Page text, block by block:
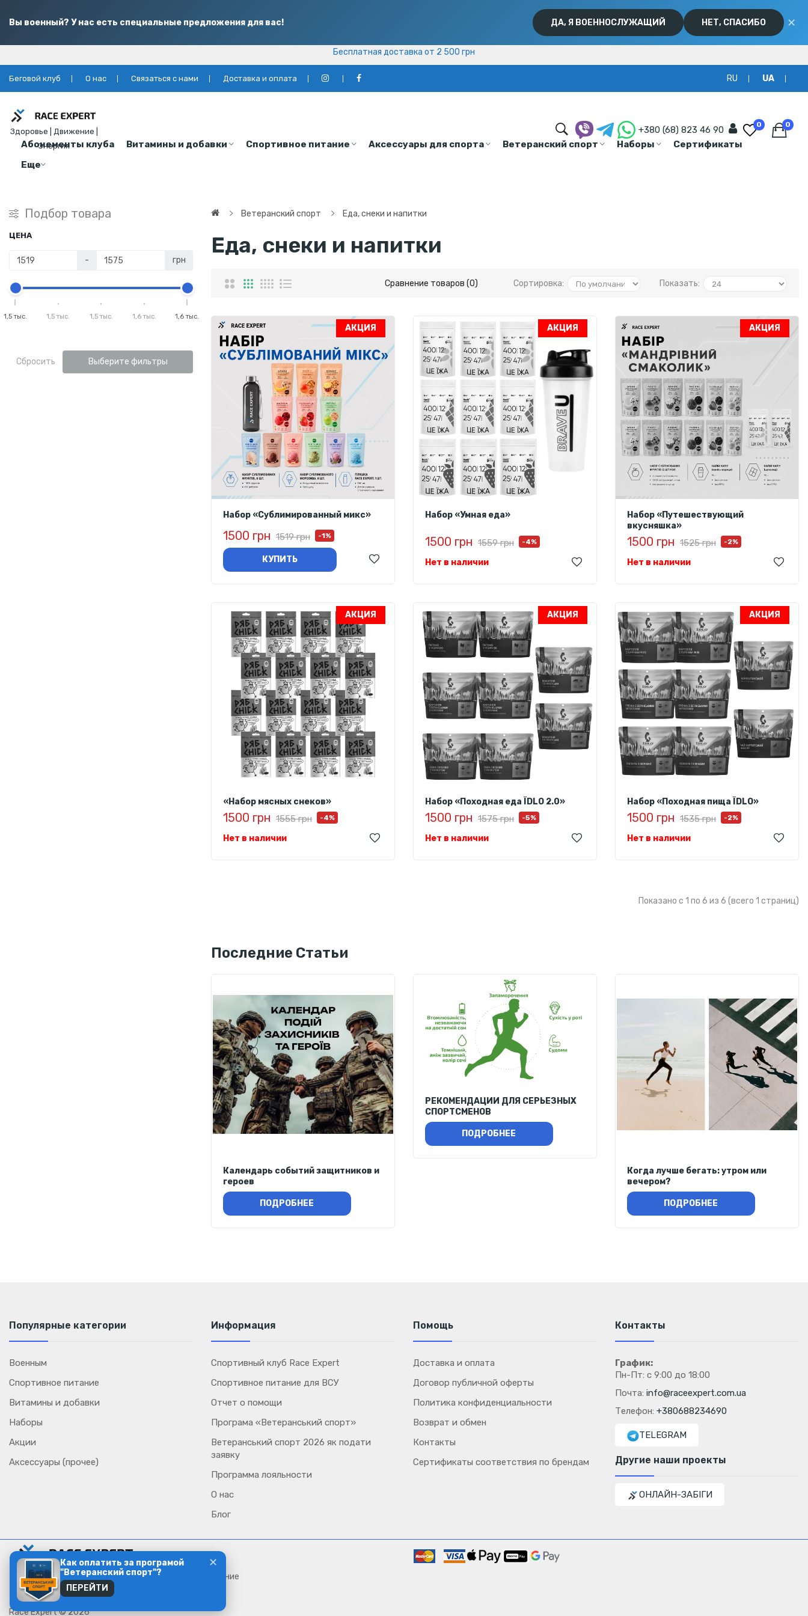
Вы военный? У нас есть специальные предложения для вас! ДА, Я ВОЕННОСЛУЖАЩИЙ НЕТ, СПАСИБО ✕
Бесплатная доставка от 2 500 грн
Бесплатная доставка от 2 500 грн
Беговой клуб О нас Связаться с нами Доставка и оплата RU UA
Здоровье | Движение |
Энергия
Абонементы клуба Витамины и добавки Спортивное питание Аксессуары для спорта Ветеранский спорт Наборы
Сертификаты
Еще
+380 (68) 823 46 90 0 0
Подбор товара
ЦЕНА
- грн
1,5 тыс. 1,5 тыс. 1,5 тыс. 1,6 тыс. 1,6 тыс.
Сбросить Выберите фильтры
Ветеранский спорт Еда, снеки и напитки
Еда, снеки и напитки
Сравнение товаров (0) Сортировка: Показать:
АКЦИЯ
Набор «Сублимированный микс»
1500 грн 1519 грн -1%
КУПИТЬ
АКЦИЯ
Набор «Умная еда»
1500 грн 1559 грн -4%
Нет в наличии
АКЦИЯ
Набор «Путешествующий
вкусняшка»
1500 грн 1525 грн -2%
Нет в наличии
АКЦИЯ
«Набор мясных снеков»
1500 грн 1555 грн -4%
Нет в наличии
АКЦИЯ
Набор «Походная еда ЇDLO 2.0»
1500 грн 1575 грн -5%
Нет в наличии
АКЦИЯ
Набор «Походная пища ЇDLO»
1500 грн 1535 грн -2%
Нет в наличии
Показано с 1 по 6 из 6 (всего 1 страниц)
Последние Статьи
Календарь событий защитников и
героев
ПОДРОБНЕЕ
РЕКОМЕНДАЦИИ ДЛЯ СЕРЬЕЗНЫХ
СПОРТСМЕНОВ
ПОДРОБНЕЕ
Когда лучше бегать: утром или
вечером?
ПОДРОБНЕЕ
Популярные категории
Военным
Спортивное питание
Витамины и добавки
Наборы
Акции
Аксессуары (прочее)
Информация
Спортивный клуб Race Expert
Спортивное питание для ВСУ
Отчет о помощи
Програма «Ветеранський спорт»
Ветеранський спорт 2026 як подати
заявку
Программа лояльности
О нас
Блог
Помощь
Доставка и оплата
Договор публичной оферты
Политика конфиденциальности
Возврат и обмен
Контакты
Сертификаты соответствия по брендам
Контакты
График:
Пн-Пт: с 9:00 до 18:00
Почта: info@raceexpert.com.ua
Телефон: +380688234690
TELEGRAM
Другие наши проекты
ОНЛАЙН-ЗАБІГИ
Тренировки, беговое сообщество и спортивное питание
Race Expert © 2026
✕
Как оплатить за програмой
"Ветеранский спорт"?
ПЕРЕЙТИ